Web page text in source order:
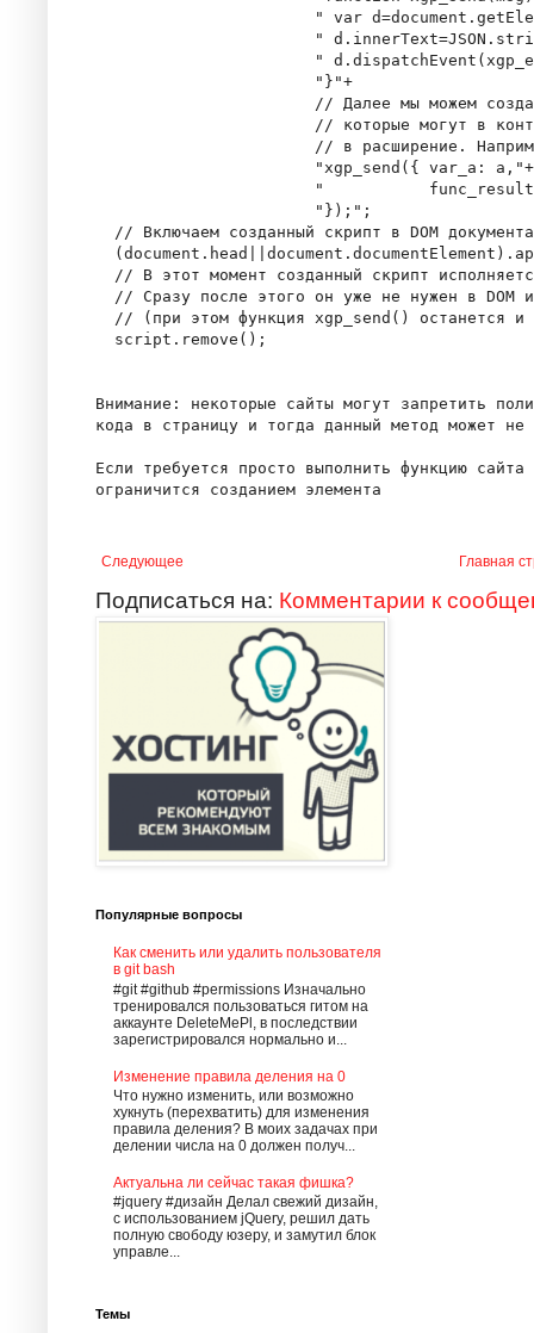
" var
"
"
                       "}"+
// Далее мы можем
// которые могут в
// в расширение.
                       "xgp_send({ var_a: a,"+
"
                       "});";
  // Включаем созданный скрипт в DOM документа
// В этот момент созданный скрипт
// Сразу после этого он уже не нужен в DOM
// (при этом функция xgp_send() останется
  script.remove();
Внимание: некоторые сайты могут запретить
кода в страницу и тогда данный метод может не
Если требуется просто выполнить функцию
ограничится созданием элемента
Следующее Главная
Подписаться на: Комментарии к
Популярные вопросы
Как сменить или удалить пользователя
в git bash
#git #github #permissions Изначально
тренировался пользоваться гитом на
аккаунте DeleteMePl, в последствии
зарегистрировался нормально и...
Изменение правила деления на 0
Что нужно изменить, или возможно
хукнуть (перехватить) для изменения
правила деления? В моих задачах при
делении числа на 0 должен получ...
Актуальна ли сейчас такая фишка?
#jquery #дизайн Делал свежий дизайн,
с использованием jQuery, решил дать
полную свободу юзеру, и замутил блок
управле...
Темы